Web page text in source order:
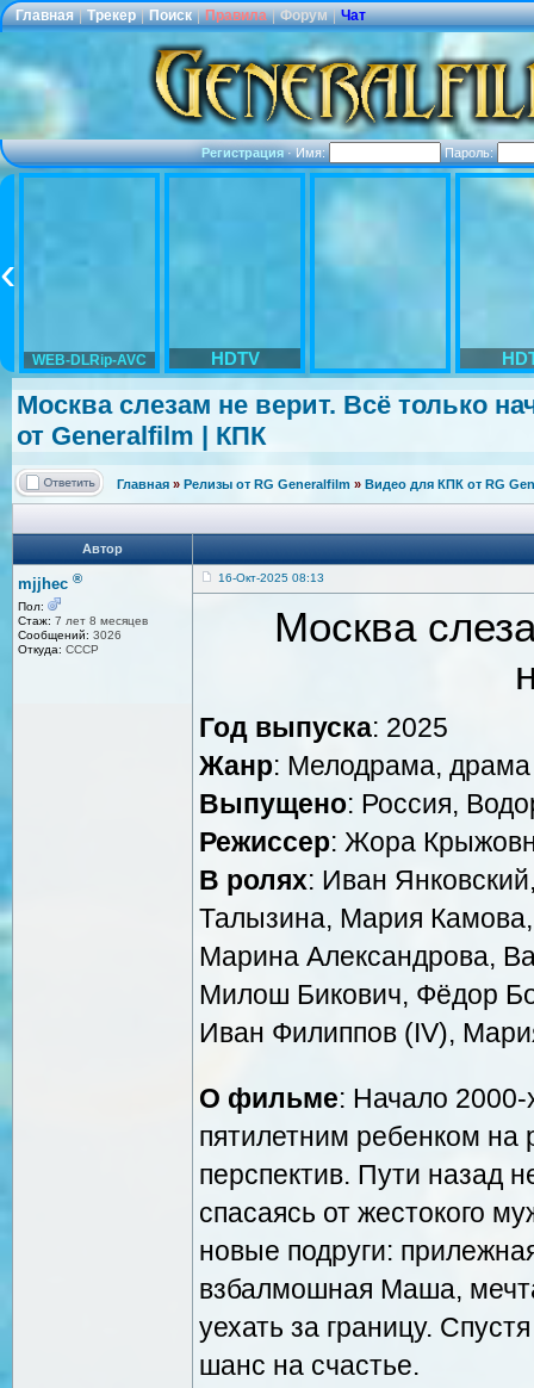
Главная | Трекер | Поиск | Правила | Форум | Чат
Регистрация·Имя: Пароль:
WEB-DLRip-AVC HDTV
Москва слезам не верит. Всё только
от Generalfilm | КПК
Главная » Релизы от RG Generalfilm » Видео для КПК от RG
Автор
mjjhec ®
Пол:
Стаж: 7 лет 8 месяцев
Сообщений: 3026
Откуда: СССР
16-Окт-2025 08:13
Москва
Год выпуска: 2025
Жанр: Мелодрама, драма
Выпущено: Россия,
Режиссер: Жора
В ролях: Иван
Талызина, Мария
Марина Александрова,
Милош Бикович, Фёдор
Иван Филиппов (IV),
О фильме: Начало
пятилетним ребенком на
перспектив. Пути назад
спасаясь от жестокого
новые подруги:
взбалмошная Маша,
уехать за границу.
шанс на счастье.